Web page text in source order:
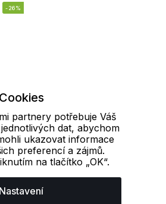
-26%
Cookies
partnery potřebuje Váš
dat, abychom
ukazovat informace
preferencí a zájmů.
na tlačítko „OK“.
Nastavení